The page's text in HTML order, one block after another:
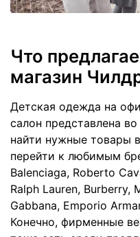
Что
магазин
Детская одежда на
салон представлена
найти нужные товары
перейти к любимым
Balenciaga, Roberto
Ralph Lauren, Burberry,
Gabbana, Emporio
Конечно, фирменные